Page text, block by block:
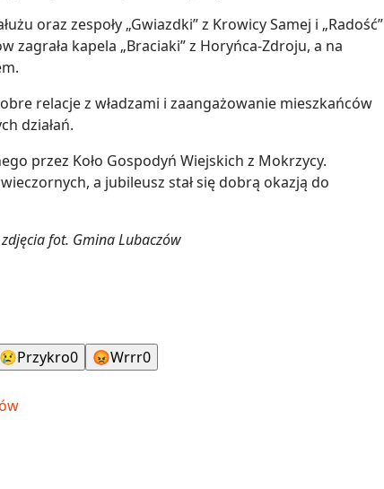
oraz zespoły „Gwiazdki” z Krowicy Samej i „Radość”
zagrała kapela „Braciaki” z Horyńca-Zdroju, a na
relacje z władzami i zaangażowanie mieszkańców
działań.
przez Koło Gospodyń Wiejskich z Mokrzycy.
a jubileusz stał się dobrą okazją do
fot. Gmina Lubaczów
😢Przykro0 😡Wrrr0